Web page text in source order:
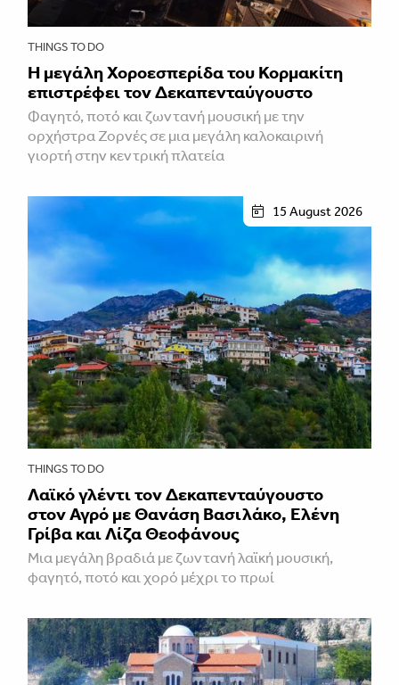
THINGS TO DO
Η μεγάλη Χοροεσπερίδα του Κορμακίτη
επιστρέφει τον Δεκαπενταύγουστο
Φαγητό, ποτό και ζωντανή μουσική με την
ορχήστρα Ζορνές σε μια μεγάλη καλοκαιρινή
γιορτή στην κεντρική πλατεία
15 August 2026
THINGS TO DO
Λαϊκό γλέντι τον Δεκαπενταύγουστο
στον Αγρό με Θανάση Βασιλάκο, Ελένη
Γρίβα και Λίζα Θεοφάνους
Μια μεγάλη βραδιά με ζωντανή λαϊκή μουσική,
φαγητό, ποτό και χορό μέχρι το πρωί